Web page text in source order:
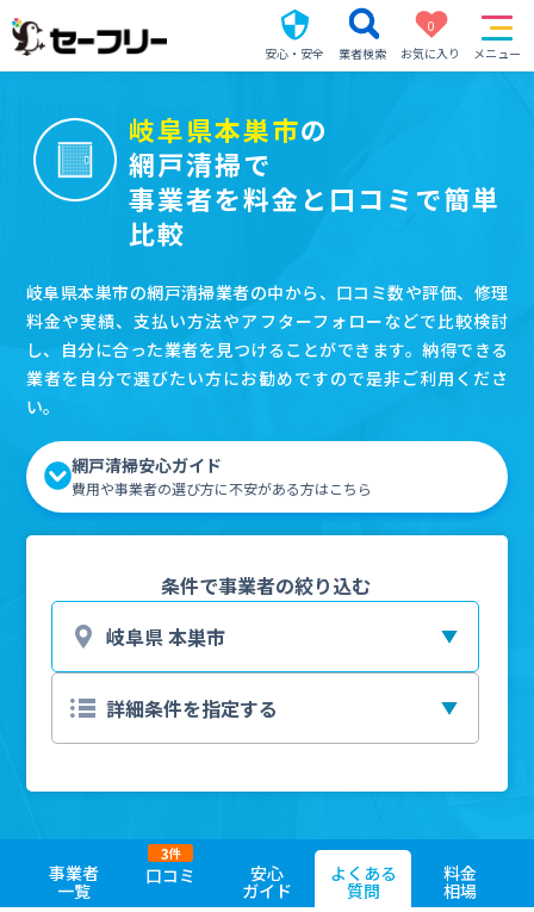
安心・安全 業者検索
0
お気に入り
メニュー
岐阜県本巣市の
網戸清掃で
事業者を料金と口コミで簡単
比較
岐阜県本巣市の網戸清掃業者の中から、口コミ数や評価、修理
料金や実績、支払い方法やアフターフォローなどで比較検討
し、自分に合った業者を見つけることができます。納得できる
業者を自分で選びたい方にお勧めですので是非ご利用くださ
い。
網戸清掃安心ガイド
費用や事業者の選び方に不安がある方はこちら
条件で事業者の絞り込む
事業者
一覧
口コミ
3件
安心
ガイド
よくある
質問
料金
相場